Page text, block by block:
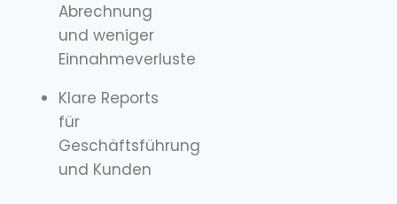
Abrechnung
und weniger
Einnahmeverluste
Klare Reports
für
Geschäftsführung
und Kunden